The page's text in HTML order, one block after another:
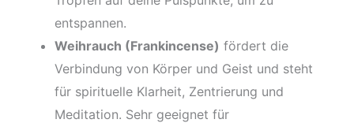
entspannen.
Weihrauch (Frankincense) fördert die
Verbindung von Körper und Geist und steht
für spirituelle Klarheit, Zentrierung und
Meditation. Sehr geeignet für